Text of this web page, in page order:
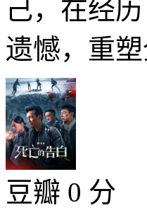
己，在经
遗憾，重
豆瓣 0 分